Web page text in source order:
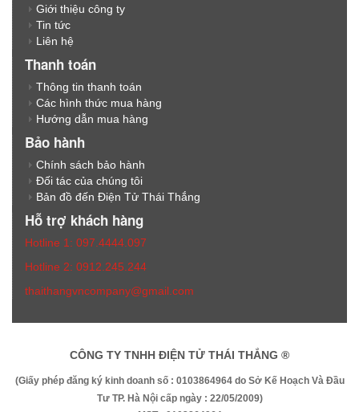
Giới thiệu công ty
Tin tức
Liên hệ
Thanh toán
Thông tin thanh toán
Các hình thức mua hàng
Hướng dẫn mua hàng
Bảo hành
Chính sách bảo hành
Đối tác của chúng tôi
Bản đồ đến Điện Tử Thái Thắng
Hỗ trợ khách hàng
Hotline 1: 097.4444.097
Hotline 2: 0912.245.244
thaithangvncompany@gmail.com
CÔNG TY TNHH ĐIỆN TỬ THÁI THẮNG ®
(Giấy phép đăng ký kinh doanh số : 0103864964 do Sở Kế Hoạch Và Đầu
Tư TP. Hà Nội cấp ngày : 22/05/2009)